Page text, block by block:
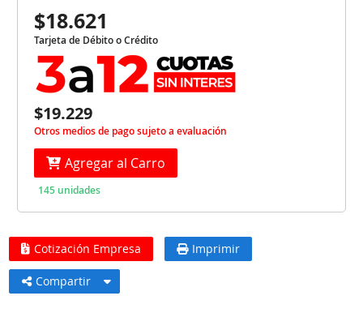
$18.621
Tarjeta de Débito o Crédito
$19.229
Otros medios de pago sujeto a evaluación
Agregar al Carro
145 unidades
Cotización Empresa Imprimir
Compartir